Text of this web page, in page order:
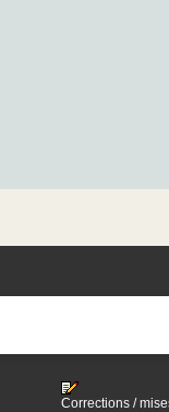
Corrections /